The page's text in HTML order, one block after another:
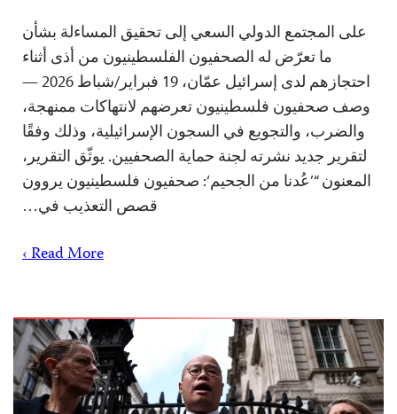
على المجتمع الدولي السعي إلى تحقيق المساءلة بشأن
ما تعرّض له الصحفيون الفلسطينيون من أذى أثناء
احتجازهم لدى إسرائيل عمّان، 19 فبراير/شباط 2026 —
وصف صحفيون فلسطينيون تعرضهم لانتهاكات ممنهجة،
والضرب، والتجويع في السجون الإسرائيلية، وذلك وفقًا
لتقرير جديد نشرته لجنة حماية الصحفيين. يوثّق التقرير،
المعنون “’عُدنا من الجحيم‘: صحفيون فلسطينيون يروون
قصص التعذيب في…
Read More ›